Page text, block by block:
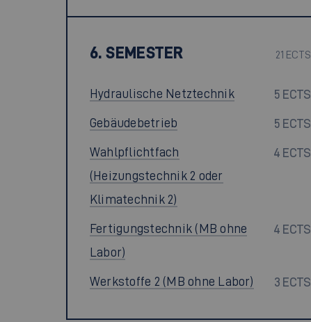
6. SEMESTER 21 ECTS
Hydraulische Netztechnik 5 ECTS
Gebäudebetrieb 5 ECTS
Wahlpflichtfach
(Heizungstechnik 2 oder
Klimatechnik 2)
4 ECTS
Fertigungstechnik (MB ohne
Labor)
4 ECTS
Werkstoffe 2 (MB ohne Labor) 3 ECTS